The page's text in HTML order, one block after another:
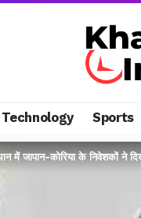
Technology Sports
में जापान-कोरिया के निवेशकों ने